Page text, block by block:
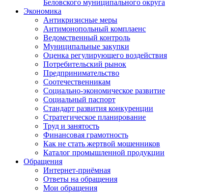
Беловского муниципального округа
Экономика
Антикризисные меры
Антимонопольный комплаенс
Ведомственный контроль
Муниципальные закупки
Оценка регулирующего воздействия
Потребительский рынок
Предпринимательство
Соотечественникам
Социально-экономическое развитие
Социальный паспорт
Стандарт развития конкуренции
Стратегическое планирование
Труд и занятость
Финансовая грамотность
Как не стать жертвой мошенников
Каталог промышленной продукции
Обращения
Интернет-приёмная
Ответы на обращения
Мои обращения